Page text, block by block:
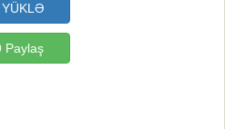
YÜKLƏ
Paylaş